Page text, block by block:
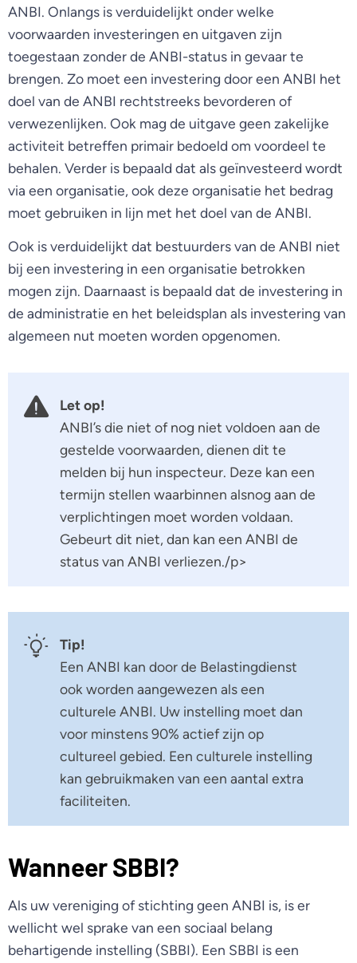
ANBI. Onlangs is verduidelijkt onder welke
voorwaarden investeringen en uitgaven zijn
toegestaan zonder de ANBI-status in gevaar te
brengen. Zo moet een investering door een ANBI het
doel van de ANBI rechtstreeks bevorderen of
verwezenlijken. Ook mag de uitgave geen zakelijke
activiteit betreffen primair bedoeld om voordeel te
behalen. Verder is bepaald dat als geïnvesteerd wordt
via een organisatie, ook deze organisatie het bedrag
moet gebruiken in lijn met het doel van de ANBI.
Ook is verduidelijkt dat bestuurders van de ANBI niet
bij een investering in een organisatie betrokken
mogen zijn. Daarnaast is bepaald dat de investering in
de administratie en het beleidsplan als investering van
algemeen nut moeten worden opgenomen.
Let op!
ANBI’s die niet of nog niet voldoen aan de
gestelde voorwaarden, dienen dit te
melden bij hun inspecteur. Deze kan een
termijn stellen waarbinnen alsnog aan de
verplichtingen moet worden voldaan.
Gebeurt dit niet, dan kan een ANBI de
status van ANBI verliezen./p>
Tip!
Een ANBI kan door de Belastingdienst
ook worden aangewezen als een
culturele ANBI. Uw instelling moet dan
voor minstens 90% actief zijn op
cultureel gebied. Een culturele instelling
kan gebruikmaken van een aantal extra
faciliteiten.
Wanneer SBBI?
Als uw vereniging of stichting geen ANBI is, is er
wellicht wel sprake van een sociaal belang
behartigende instelling (SBBI). Een SBBI is een